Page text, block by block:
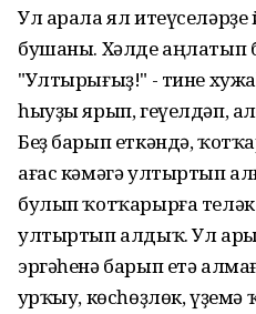
Ул арала ял
бушаны. Хәлде аңлатып
"Ултырығыҙ!" - тине
һыуҙы ярып, геүелдәп,
Беҙ барып еткәндә,
ағас кәмәгә ултыртып
булып ҡотҡарырға теләк
ултыртып алдыҡ. Ул
эргәһенә барып етә
Ҡурҡыу, көсһөҙлөк, үҙемә